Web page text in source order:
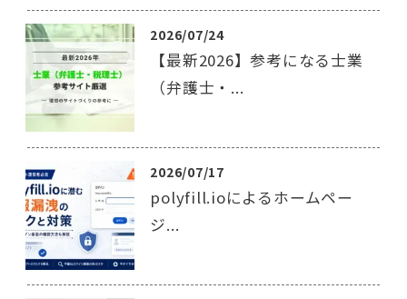
2026/07/24
【最新2026】参考になる士業
（弁護士・...
2026/07/17
polyfill.ioによるホームペー
ジ...